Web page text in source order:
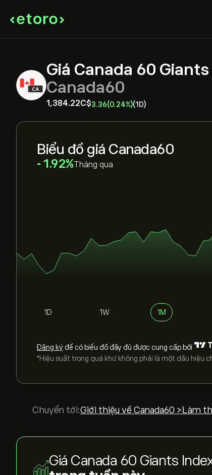
Giá Canada 60
Canada60
1,384.22‎C$‎3.36(0.24%)(1D)
Biểu đồ giá Canada60
‎1.92‎ Tháng qua
1D 1W 1M
Đăng ký để có biểu đồ đầy đủ được cung cấp bởi
*Hiệu suất trong quá khứ không phải là một dấu hiệu
Chuyển tới:Giới thiệu về Canada60 > Làm
Giá Canada 60 Giants